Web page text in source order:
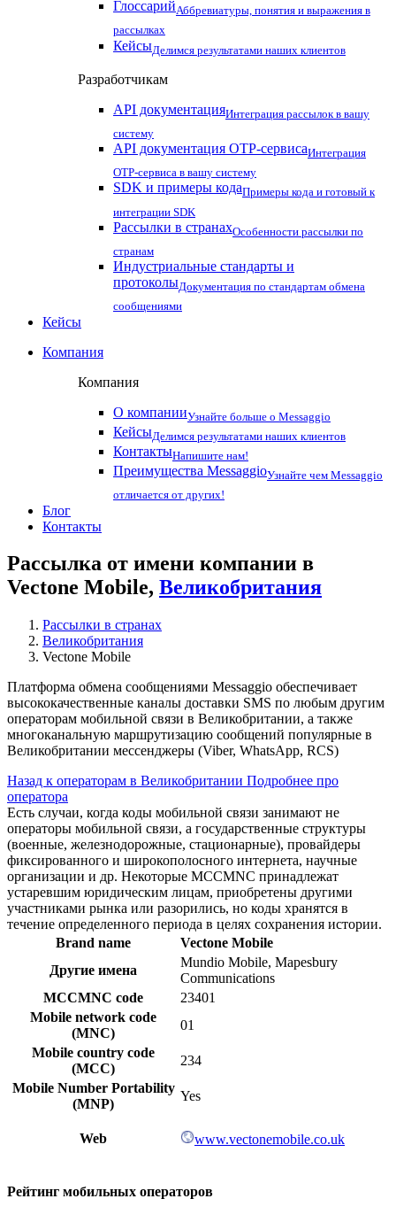
ГлоссарийАббревиатуры, понятия и выражения в
рассылках
КейсыДелимся результатами наших клиентов
Разработчикам
API документацияИнтеграция рассылок в вашу
систему
API документация OTP-сервисаИнтеграция
OTP-сервиса в вашу систему
SDK и примеры кодаПримеры кода и готовый к
интеграции SDK
Рассылки в странахОсобенности рассылки по
странам
Индустриальные стандарты и
протоколыДокументация по стандартам обмена
сообщениями
Кейсы
Компания
Компания
О компанииУзнайте больше о Messaggio
КейсыДелимся результатами наших клиентов
КонтактыНапишите нам!
Преимущества MessaggioУзнайте чем Messaggio
отличается от других!
Блог
Контакты
Рассылка от имени компании в
Vectone Mobile, Великобритания
Рассылки в странах
Великобритания
Vectone Mobile
Платформа обмена сообщениями Messaggio обеспечивает
высококачественные каналы доставки SMS по любым другим
операторам мобильной связи в Великобритании, а также
многоканальную маршрутизацию сообщений популярные в
Великобритании мессенджеры (Viber, WhatsApp, RCS)
Назад к операторам в Великобритании Подробнее про
оператора
Есть случаи, когда коды мобильной связи занимают не
операторы мобильной связи, а государственные структуры
(военные, железнодорожные, стационарные), провайдеры
фиксированного и широкополосного интернета, научные
организации и др. Некоторые MCCMNC принадлежат
устаревшим юридическим лицам, приобретены другими
участниками рынка или разорились, но коды хранятся в
течение определенного периода в целях сохранения истории.
Brand name
Vectone Mobile
Другие имена
Mundio Mobile, Mapesbury
Communications
MCCMNC code
23401
Mobile network code
(MNC)
01
Mobile country code
(MCC)
234
Mobile Number Portability
(MNP)
Yes
Web www.vectonemobile.co.uk
Рейтинг мобильных операторов